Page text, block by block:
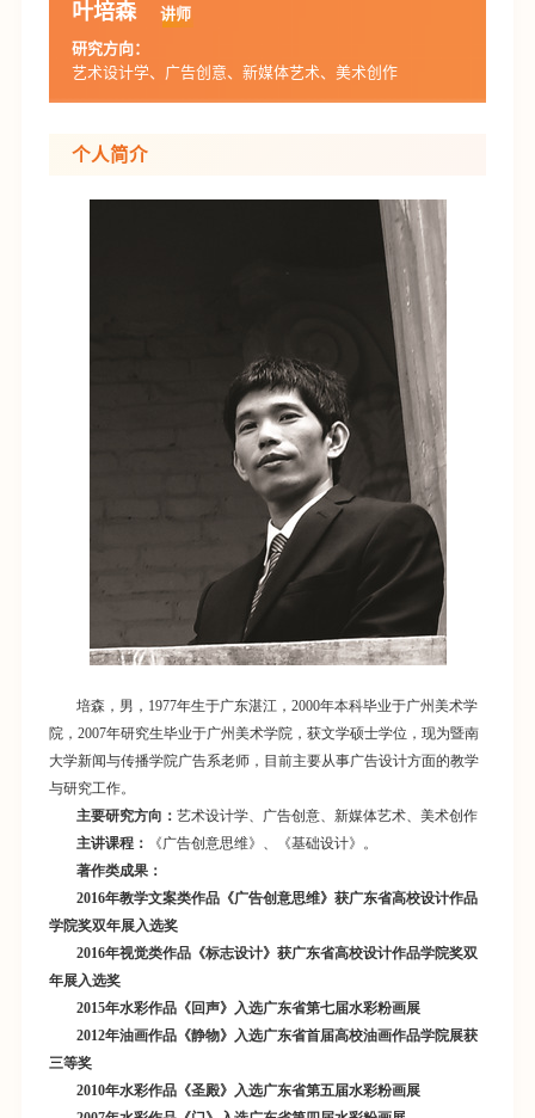
叶培森 讲师
研究方向：
艺术设计学、广告创意、新媒体艺术、美术创作
个人简介
培森， 男，1977年生于广东湛江，2000年本科毕业于广州美术学
院，2007年研究生毕业于广州美术学院，获文学硕士学位，现为暨南
大学新闻与传播学院广告系老师，目前主要从事广告设计方面的教学
与研究工作。
主要研究方向：艺术设计学、广告创意、新媒体艺术、美术创作
主讲课程 ：
《广告创意思维》、《基础设计》。
著作类成果：
2016年教学文案类作品《广告创意思维》获广东省高校设计作品
学院奖双年展入选奖
2016年视觉类作品《标志设计》获广东省高校设计作品学院奖双
年展入选奖
2015年水彩作品《回声》入选广东省第七届水彩粉画展
2012年油画作品《静物》入选广东省首届高校油画作品学院展获
三等奖
2010年水彩作品《圣殿》入选广东省第五届水彩粉画展